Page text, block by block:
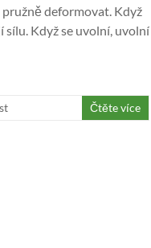
deformovat. Když
sílu. Když se uvolní, uvolní
Čtěte více